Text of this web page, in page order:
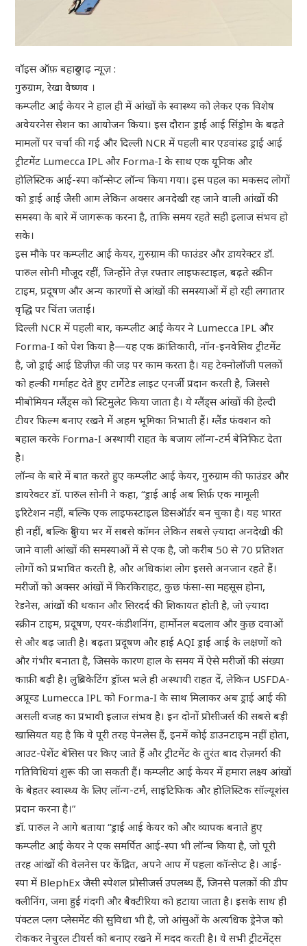
वॉइस ऑफ़ बहादुरगढ़ न्यूज़ :
गुरुग्राम, रेखा वैष्णव ।
कम्प्लीट आई केयर ने हाल ही में आंखों के स्वास्थ्य को लेकर एक विशेष
अवेयरनेस सेशन का आयोजन किया। इस दौरान ड्राई आई सिंड्रोम के बढ़ते
मामलों पर चर्चा की गई और दिल्ली NCR में पहली बार एडवांस्ड ड्राई आई
ट्रीटमेंट Lumecca IPL और Forma-I के साथ एक यूनिक और
होलिस्टिक आई-स्पा कॉन्सेप्ट लॉन्च किया गया। इस पहल का मकसद लोगों
को ड्राई आई जैसी आम लेकिन अक्सर अनदेखी रह जाने वाली आंखों की
समस्या के बारे में जागरूक करना है, ताकि समय रहते सही इलाज संभव हो
सके।
इस मौके पर कम्प्लीट आई केयर, गुरुग्राम की फाउंडर और डायरेक्टर डॉ.
पारुल सोनी मौजूद रहीं, जिन्होंने तेज़ रफ्तार लाइफस्टाइल, बढ़ते स्क्रीन
टाइम, प्रदूषण और अन्य कारणों से आंखों की समस्याओं में हो रही लगातार
वृद्धि पर चिंता जताई।
दिल्ली NCR में पहली बार, कम्प्लीट आई केयर ने Lumecca IPL और
Forma-I को पेश किया है—यह एक क्रांतिकारी, नॉन-इनवेसिव ट्रीटमेंट
है, जो ड्राई आई डिज़ीज़ की जड़ पर काम करता है। यह टेक्नोलॉजी पलक़ों
को हल्की गर्माहट देते हुए टार्गेटेड लाइट एनर्जी प्रदान करती है, जिससे
मीबोमियन ग्लैंड्स को स्टिमुलेट किया जाता है। ये ग्लैंड्स आंखों की हेल्दी
टीयर फिल्म बनाए रखने में अहम भूमिका निभाती हैं। ग्लैंड फंक्शन को
बहाल करके Forma-I अस्थायी राहत के बजाय लॉन्ग-टर्म बेनिफिट देता
है।
लॉन्च के बारे में बात करते हुए कम्प्लीट आई केयर, गुरुग्राम की फाउंडर और
डायरेक्टर डॉ. पारुल सोनी ने कहा, “ड्राई आई अब सिर्फ़ एक मामूली
इरिटेशन नहीं, बल्कि एक लाइफस्टाइल डिसऑर्डर बन चुका है। यह भारत
ही नहीं, बल्कि दुनिया भर में सबसे कॉमन लेकिन सबसे ज़्यादा अनदेखी की
जाने वाली आंखों की समस्याओं में से एक है, जो करीब 50 से 70 प्रतिशत
लोगों को प्रभावित करती है, और अधिकांश लोग इससे अनजान रहते हैं।
मरीजों को अक्सर आंखों में किरकिराहट, कुछ फंसा-सा महसूस होना,
रेडनेस, आंखों की थकान और सिरदर्द की शिकायत होती है, जो ज़्यादा
स्क्रीन टाइम, प्रदूषण, एयर-कंडीशनिंग, हार्मोनल बदलाव और कुछ दवाओं
से और बढ़ जाती है। बढ़ता प्रदूषण और हाई AQI ड्राई आई के लक्षणों को
और गंभीर बनाता है, जिसके कारण हाल के समय में ऐसे मरीजों की संख्या
काफ़ी बढ़ी है। लुब्रिकेटिंग ड्रॉप्स भले ही अस्थायी राहत दें, लेकिन USFDA-
अप्रूव्ड Lumecca IPL को Forma-I के साथ मिलाकर अब ड्राई आई की
असली वजह का प्रभावी इलाज संभव है। इन दोनों प्रोसीजर्स की सबसे बड़ी
खासियत यह है कि ये पूरी तरह पेनलेस हैं, इनमें कोई डाउनटाइम नहीं होता,
आउट-पेशेंट बेसिस पर किए जाते हैं और ट्रीटमेंट के तुरंत बाद रोज़मर्रा की
गतिविधियां शुरू की जा सकती हैं। कम्प्लीट आई केयर में हमारा लक्ष्य आंखों
के बेहतर स्वास्थ्य के लिए लॉन्ग-टर्म, साइंटिफिक और होलिस्टिक सॉल्यूशंस
प्रदान करना है।”
डॉ. पारुल ने आगे बताया “ड्राई आई केयर को और व्यापक बनाते हुए
कम्प्लीट आई केयर ने एक समर्पित आई-स्पा भी लॉन्च किया है, जो पूरी
तरह आंखों की वेलनेस पर केंद्रित, अपने आप में पहला कॉन्सेप्ट है। आई-
स्पा में BlephEx जैसी स्पेशल प्रोसीजर्स उपलब्ध हैं, जिनसे पलक़ों की डीप
क्लीनिंग, जमा हुई गंदगी और बैक्टीरिया को हटाया जाता है। इसके साथ ही
पंक्टल प्लग प्लेसमेंट की सुविधा भी है, जो आंसुओं के अत्यधिक ड्रेनेज को
रोककर नेचुरल टीयर्स को बनाए रखने में मदद करती है। ये सभी ट्रीटमेंट्स